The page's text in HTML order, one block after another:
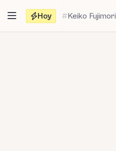
contenido
Hoy Keiko Fujimori